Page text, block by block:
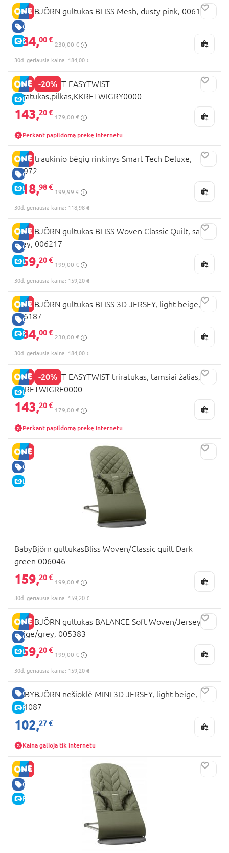
GERA KAINA
E-KAINA
BABYBJÖRN gultukas BLISS Mesh, dusty pink, 006108
184,00 €
230,00 €
30d. geriausia kaina: 184,00 €
-20%
E-KAINA
KINDERKRAFT EASYTWIST
triratukas,pilkas,KKRETWIGRY0000
143,20 €
179,00 €
Perkant papildomą prekę internetu
GERA KAINA
E-KAINA
BRIO traukinio bėgių rinkinys Smart Tech Deluxe,
33972
118,98 €
199,99 €
30d. geriausia kaina: 118,98 €
GERA KAINA
E-KAINA
BABYBJÖRN gultukas BLISS Woven Classic Quilt, sand
grey, 006217
159,20 €
199,00 €
30d. geriausia kaina: 159,20 €
GERA KAINA
E-KAINA
BABYBJÖRN gultukas BLISS 3D JERSEY, light beige,
006187
184,00 €
230,00 €
30d. geriausia kaina: 184,00 €
-20%
E-KAINA
KINDERKRAFT EASYTWIST triratukas, tamsiai žalias,
KKRETWIGRE0000
143,20 €
179,00 €
Perkant papildomą prekę internetu
GERA KAINA
E-KAINA
BabyBjörn gultukasBliss Woven/Classic quilt Dark
green 006046
159,20 €
199,00 €
30d. geriausia kaina: 159,20 €
GERA KAINA
E-KAINA
BABYBJÖRN gultukas BALANCE Soft Woven/Jersey,
beige/grey, 005383
159,20 €
199,00 €
30d. geriausia kaina: 159,20 €
GERA KAINA
E-KAINA
BABYBJÖRN nešioklė MINI 3D JERSEY, light beige,
021087
102,27 €
Kaina galioja tik internetu
GERA KAINA
E-KAINA